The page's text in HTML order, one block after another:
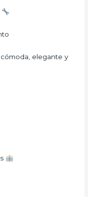
elegante y